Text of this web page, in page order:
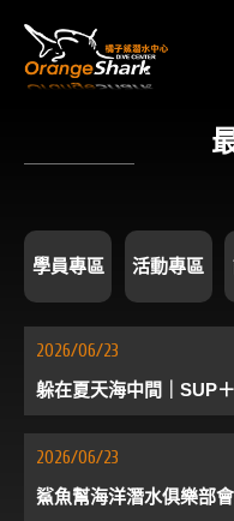
學員專區 活動專區
2026/06/23
躲在夏天海中間｜SUP
2026/06/23
鯊魚幫海洋潛水俱樂部